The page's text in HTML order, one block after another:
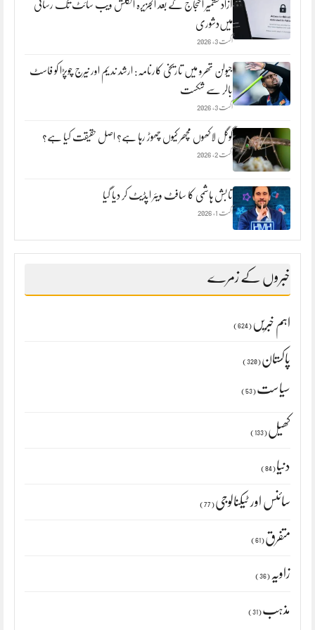
آزاد کشمیر احتجاج کے بعد الجزیرہ انگلش ویب سائٹ تک رسائی
میں‌دشوری
اگست 3, 2026
جیولن تھرو میں تاریخی کارنامہ: ارشد ندیم اور نیرج چوپڑا کو فاسٹ
بالر سے شکست
اگست 3, 2026
گوگل لاکھوں مچھر کیوں چھوڑ رہا ہے؟ اصل حقیقت کیا ہے؟
اگست 2, 2026
تابش ہاشمی کا سافٹ ویئر اپڈیٹ کر دیا گیا
اگست 1, 2026
خبروں کے زمرے
اہم خبریں (624)
پاکستان (320)
سیاست (53)
کھیل (133)
دنیا (84)
سائنس اور ٹیکنالوجی (77)
متفرق (61)
زاویہ (36)
مذہب (31)